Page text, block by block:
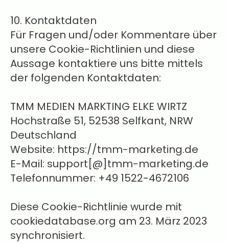
10. Kontaktdaten
Für Fragen und/oder Kommentare über
unsere Cookie-Richtlinien und diese
Aussage kontaktiere uns bitte mittels
der folgenden Kontaktdaten:
TMM MEDIEN MARKTING ELKE WIRTZ
Hochstraße 51, 52538 Selfkant, NRW
Deutschland
Website: https://tmm-marketing.de
E-Mail: support[@]tmm-marketing.de
Telefonnummer: +49 1522-4672106
Diese Cookie-Richtlinie wurde mit
cookiedatabase.org am 23. März 2023
synchronisiert.